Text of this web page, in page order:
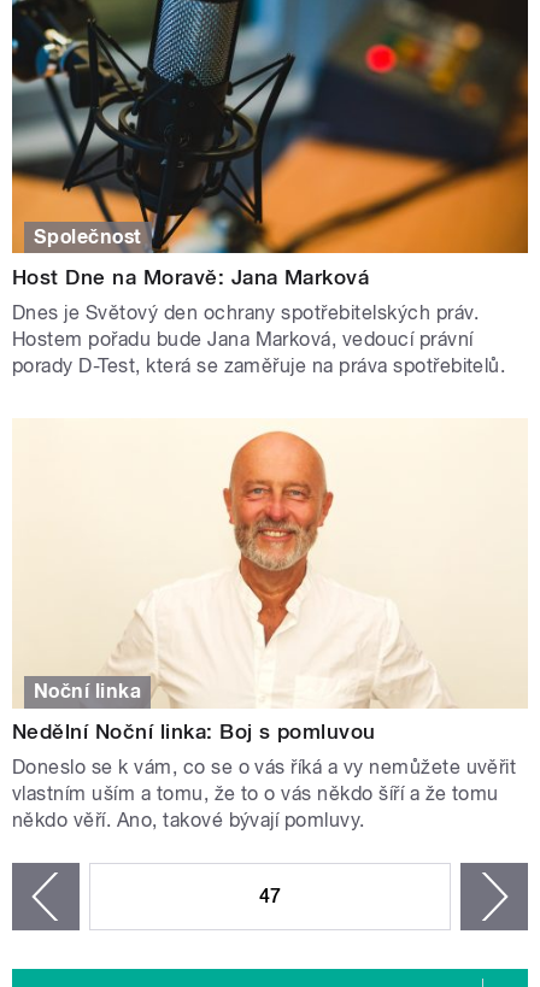
Společnost
Host Dne na Moravě: Jana Marková
Dnes je Světový den ochrany spotřebitelských práv.
Hostem pořadu bude Jana Marková, vedoucí právní
porady D-Test, která se zaměřuje na práva spotřebitelů.
Noční linka
Nedělní Noční linka: Boj s pomluvou
Doneslo se k vám, co se o vás říká a vy nemůžete uvěřit
vlastním uším a tomu, že to o vás někdo šíří a že tomu
někdo věří. Ano, takové bývají pomluvy.
47